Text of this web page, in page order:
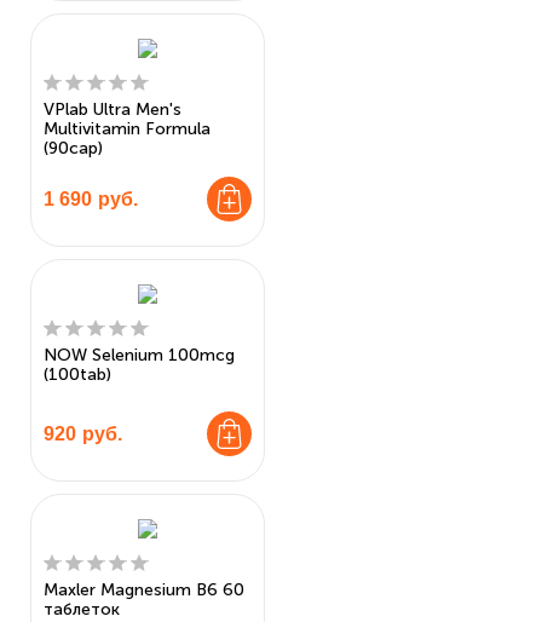
VPlab Ultra Men's
Multivitamin Formula
(90cap)
1 690 руб.
NOW Selenium 100mcg
(100tab)
920 руб.
Maxler Magnesium B6 60
таблеток